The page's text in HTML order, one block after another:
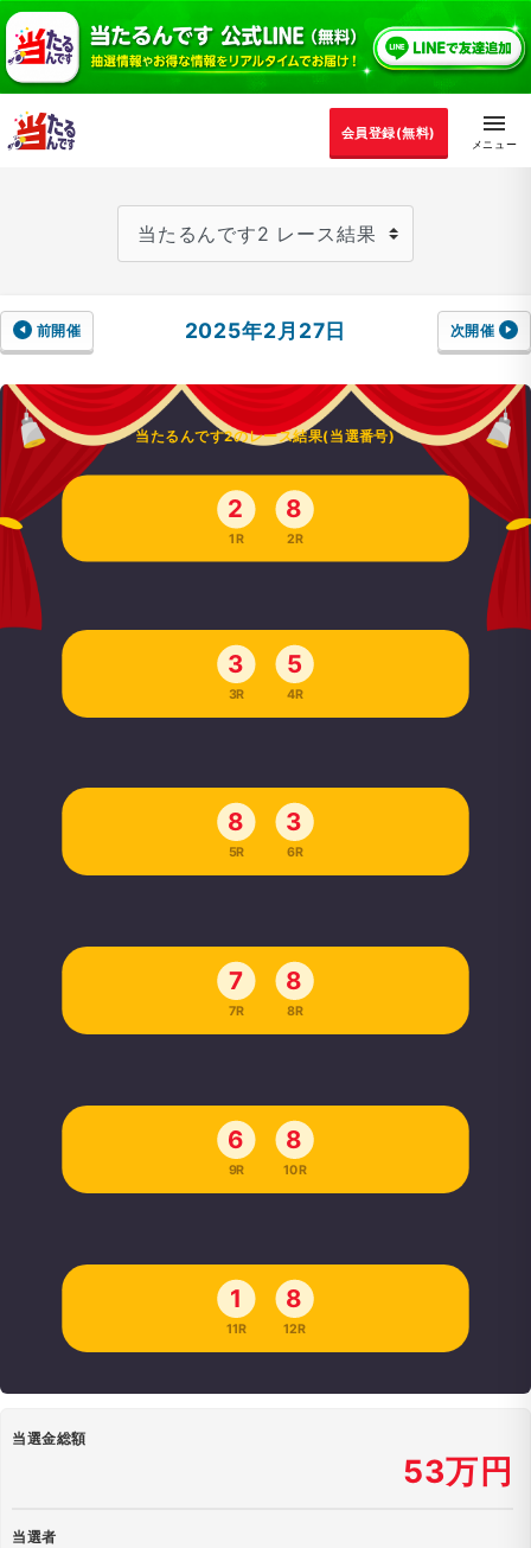
会員登録(無料)
前開催 2025年2月27日 次開催
当たるんです2のレース結果(当選番号)
2
1R
8
2R
3
3R
5
4R
8
5R
3
6R
7
7R
8
8R
6
9R
8
10R
1
11R
8
12R
当選金総額
53万円
当選者